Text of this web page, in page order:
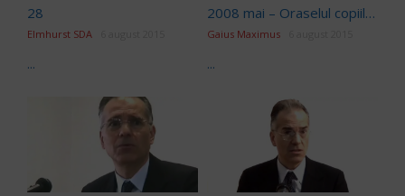
28
Elmhurst SDA
...
2008 mai – Oraselul copiilor_Experimente iCer
Gaius Maximus
...